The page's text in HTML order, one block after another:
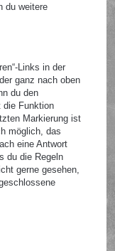
du weitere
Links in der
ganz nach oben
du den
die Funktion
Markierung ist
möglich, das
eine Antwort
du die Regeln
gerne gesehen,